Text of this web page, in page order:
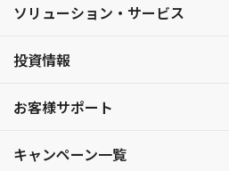
ソリューション・サービス
投資情報
お客様サポート
キャンペーン一覧